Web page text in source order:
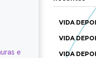
e
VIDA
VIDA
VIDA